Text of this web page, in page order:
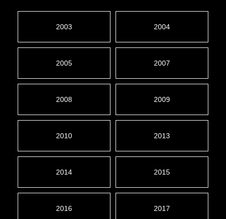
2003 2004
2005 2007
2008 2009
2010 2013
2014 2015
2016 2017